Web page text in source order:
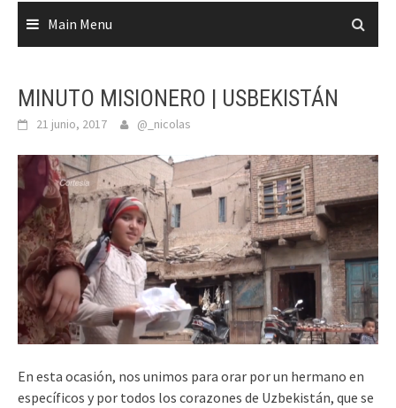
Main Menu
MINUTO MISIONERO | USBEKISTÁN
21 junio, 2017 @_nicolas
En esta ocasión, nos unimos para orar por un hermano en
específicos y por todos los corazones de Uzbekistán, que se